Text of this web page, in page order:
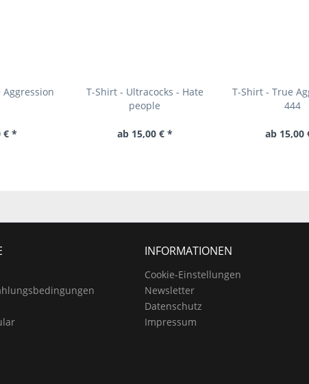
€ *
T-Shirt - Ultracocks - Hate
people
ab 15,00 € *
T-Shirt - True
444
ab 15,00
INFORMATIONEN
Cookie-Einstellungen
Newsletter
Datenschutz
Impressum